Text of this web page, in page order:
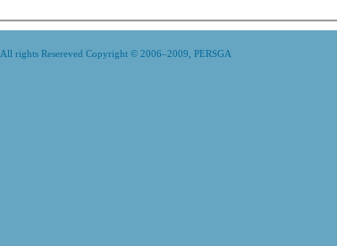
All rights Resereved Copyright © 2006–2009, PERSGA